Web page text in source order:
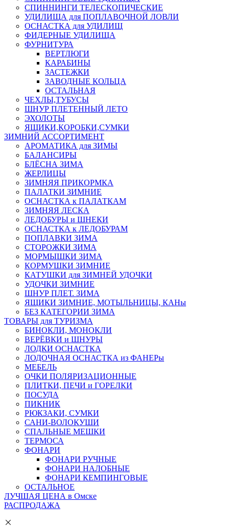
СПИННИНГИ ТЕЛЕСКОПИЧЕСКИЕ
УДИЛИЩА для ПОПЛАВОЧНОЙ ЛОВЛИ
ОСНАСТКА для УДИЛИЩ
ФИДЕРНЫЕ УДИЛИЩА
ФУРНИТУРА
ВЕРТЛЮГИ
КАРАБИНЫ
ЗАСТЕЖКИ
ЗАВОДНЫЕ КОЛЬЦА
ОСТАЛЬНАЯ
ЧЕХЛЫ,ТУБУСЫ
ШНУР ПЛЕТЕННЫЙ ЛЕТО
ЭХОЛОТЫ
ЯЩИКИ,КОРОБКИ,СУМКИ
ЗИМНИЙ АССОРТИМЕНТ
АРОМАТИКА для ЗИМЫ
БАЛАНСИРЫ
БЛЁСНА ЗИМА
ЖЕРЛИЦЫ
ЗИМНЯЯ ПРИКОРМКА
ПАЛАТКИ ЗИМНИЕ
ОСНАСТКА к ПАЛАТКАМ
ЗИМНЯЯ ЛЕСКА
ЛЕДОБУРЫ и ШНЕКИ
ОСНАСТКА к ЛЕДОБУРАМ
ПОПЛАВКИ ЗИМА
СТОРОЖКИ ЗИМА
МОРМЫШКИ ЗИМА
КОРМУШКИ ЗИМНИЕ
КАТУШКИ для ЗИМНЕЙ УДОЧКИ
УДОЧКИ ЗИМНИЕ
ШНУР ПЛЕТ. ЗИМА
ЯЩИКИ ЗИМНИЕ, МОТЫЛЬНИЦЫ, КАНы
БЕЗ КАТЕГОРИИ ЗИМА
ТОВАРЫ для ТУРИЗМА
БИНОКЛИ, МОНОКЛИ
ВЕРЁВКИ и ШНУРЫ
ЛОДКИ ОСНАСТКА
ЛОДОЧНАЯ ОСНАСТКА из ФАНЕРы
МЕБЕЛЬ
ОЧКИ ПОЛЯРИЗАЦИОННЫЕ
ПЛИТКИ, ПЕЧИ и ГОРЕЛКИ
ПОСУДА
ПИКНИК
РЮКЗАКИ, СУМКИ
САНИ-ВОЛОКУШИ
СПАЛЬНЫЕ МЕШКИ
ТЕРМОСА
ФОНАРИ
ФОНАРИ РУЧНЫЕ
ФОНАРИ НАЛОБНЫЕ
ФОНАРИ КЕМПИНГОВЫЕ
ОСТАЛЬНОЕ
ЛУЧШАЯ ЦЕНА в Омске
РАСПРОДАЖА